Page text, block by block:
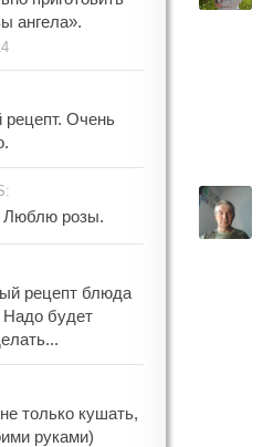
ангела».
Очень
Люблю розы.
рецепт блюда
Надо будет
только кушать,
руками)